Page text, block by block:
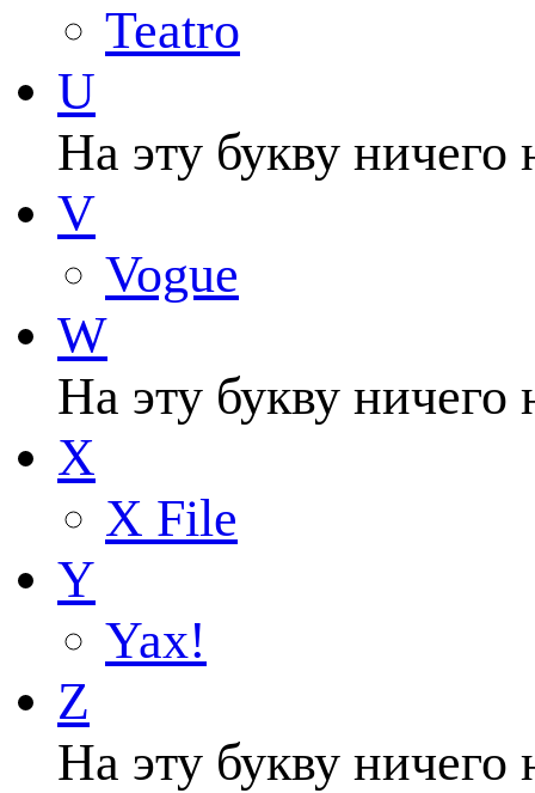
Teatro
U
На эту букву ничего
V
Vogue
W
На эту букву ничего
X
X File
Y
Yax!
Z
На эту букву ничего